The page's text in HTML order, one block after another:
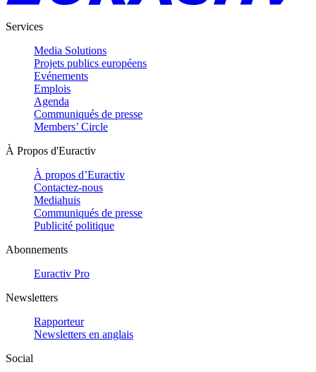
Services
Media Solutions
Projets publics européens
Evénements
Emplois
Agenda
Communiqués de presse
Members’ Circle
À Propos d'Euractiv
À propos d’Euractiv
Contactez-nous
Mediahuis
Communiqués de presse
Publicité politique
Abonnements
Euractiv Pro
Newsletters
Rapporteur
Newsletters en anglais
Social